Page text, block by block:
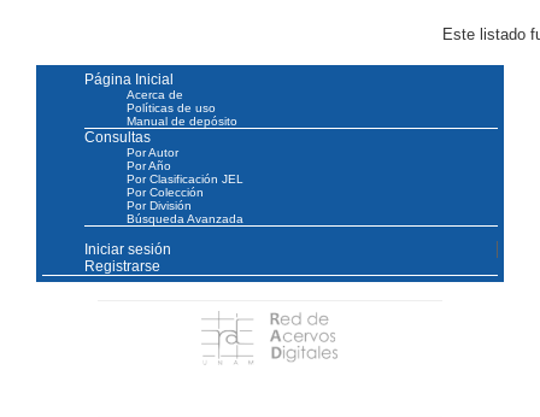
Este listado
Página Inicial
Acerca de
Políticas de uso
Manual de depósito
Consultas
Por Autor
Por Año
Por Clasificación JEL
Por Colección
Por División
Búsqueda Avanzada
Iniciar sesión
Registrarse